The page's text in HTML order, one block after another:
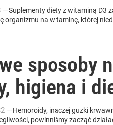
—Suplementy diety z witaminą D3
organizmu na witaminę, której
sposoby
higiena i
—Hemoroidy, inaczej guzki
powinniśmy zacząć